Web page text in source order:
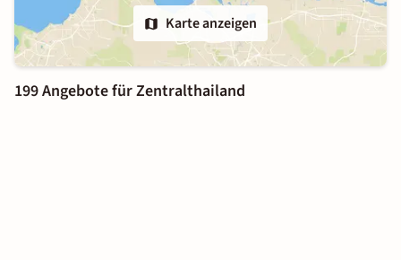
Karte anzeigen
199 Angebote für Zentralthailand